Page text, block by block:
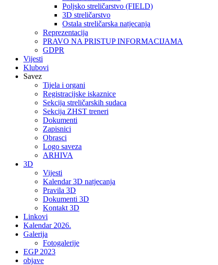
Poljsko streličarstvo (FIELD)
3D streličarstvo
Ostala streličarska natjecanja
Reprezentacija
PRAVO NA PRISTUP INFORMACIJAMA
GDPR
Vijesti
Klubovi
Savez
Tijela i organi
Registracijske iskaznice
Sekcija streličarskih sudaca
Sekcija ZHST treneri
Dokumenti
Zapisnici
Obrasci
Logo saveza
ARHIVA
3D
Vijesti
Kalendar 3D natjecanja
Pravila 3D
Dokumenti 3D
Kontakt 3D
Linkovi
Kalendar 2026.
Galerija
Fotogalerije
EGP 2023
objave